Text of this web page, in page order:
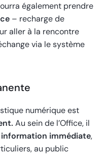
également prendre
– recharge de
aller à la rencontre
via le système
numérique est
Au sein de l’Office, il
information immédiate,
au public